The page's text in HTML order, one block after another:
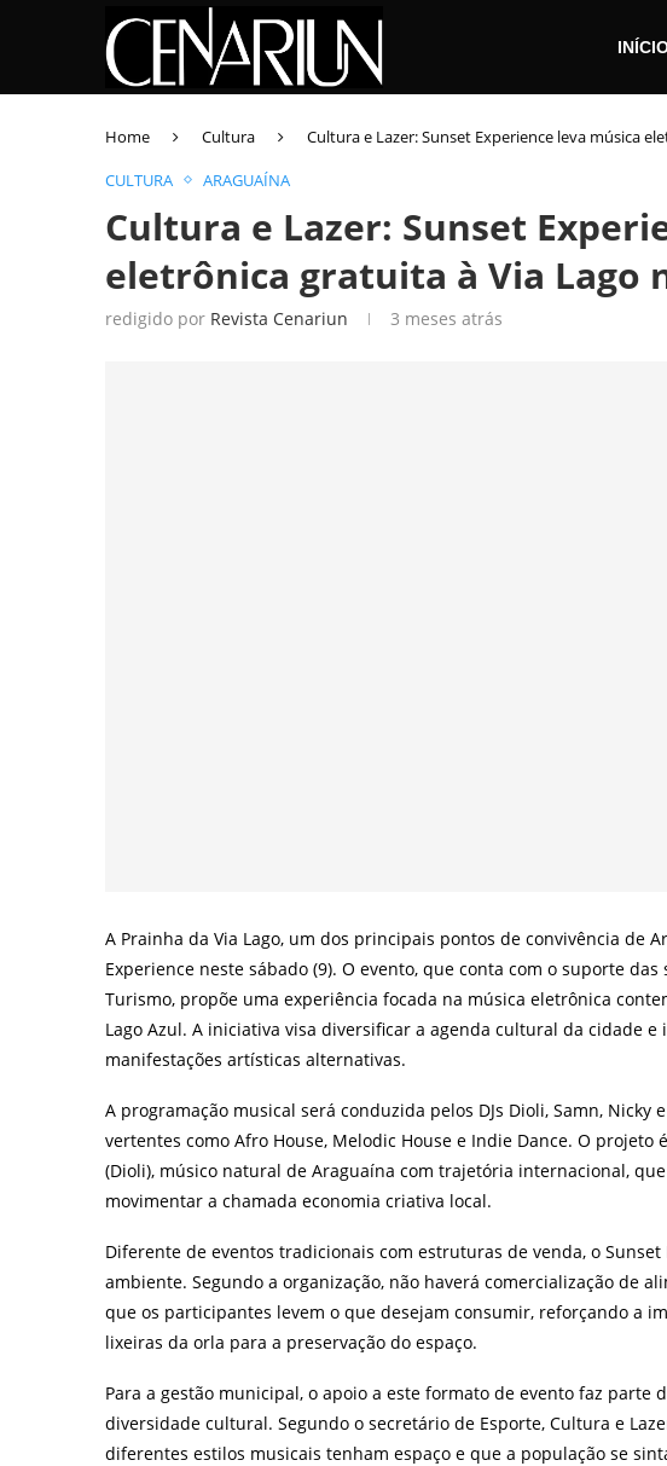
Home Cultura
Cultura e Lazer: Sunset Experience leva música
CULTURA
ARAGUAÍNA
Cultura e Lazer: Sunset
eletrônica gratuita à Via Lago
redigido por Revista Cenariun 3 meses atrás
A Prainha da Via Lago, um dos principais pontos de convivência de
Experience neste sábado (9). O evento, que conta com o suporte
Turismo, propõe uma experiência focada na música eletrônica
Lago Azul. A iniciativa visa diversificar a agenda cultural da cidade
manifestações artísticas alternativas.
A programação musical será conduzida pelos DJs Dioli, Samn,
vertentes como Afro House, Melodic House e Indie Dance. O projeto
(Dioli), músico natural de Araguaína com trajetória internacional,
movimentar a chamada economia criativa local.
Diferente de eventos tradicionais com estruturas de venda, o
ambiente. Segundo a organização, não haverá comercialização de
que os participantes levem o que desejam consumir, reforçando a
lixeiras da orla para a preservação do espaço.
Para a gestão municipal, o apoio a este formato de evento faz parte
diversidade cultural. Segundo o secretário de Esporte, Cultura e
diferentes estilos musicais tenham espaço e que a população se